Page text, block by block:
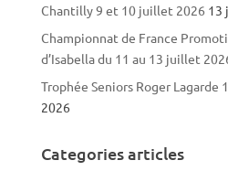
Chantilly 9 et 10 juillet 2026 13
Championnat de France
d’Isabella du 11 au 13 juillet
Trophée Seniors Roger Lagarde
2026
Categories articles